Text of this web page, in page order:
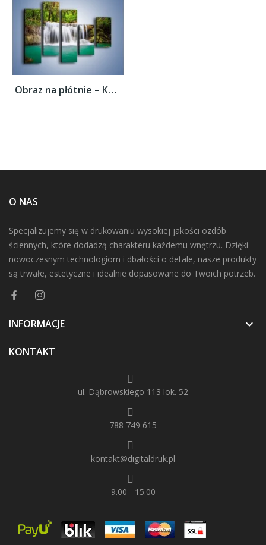
Obraz na płótnie – Kąpiel w środku lasu –...
O NAS
Specjalizujemy się w drukowaniu wysokiej jakości ozdób
ściennych, które dodadzą charakteru każdemu wnętrzu. Dzięki
nowoczesnym technologiom i dbałości o detale, nasze produkty
są trwałe, estetyczne i idealnie dopasowane do Twoich potrzeb.
INFORMACJE 
KONTAKT
ul. Dąbrowskiego 113 lok. 52
788 749 615
kontakt@digitaldruk.pl
9.00 - 15.00